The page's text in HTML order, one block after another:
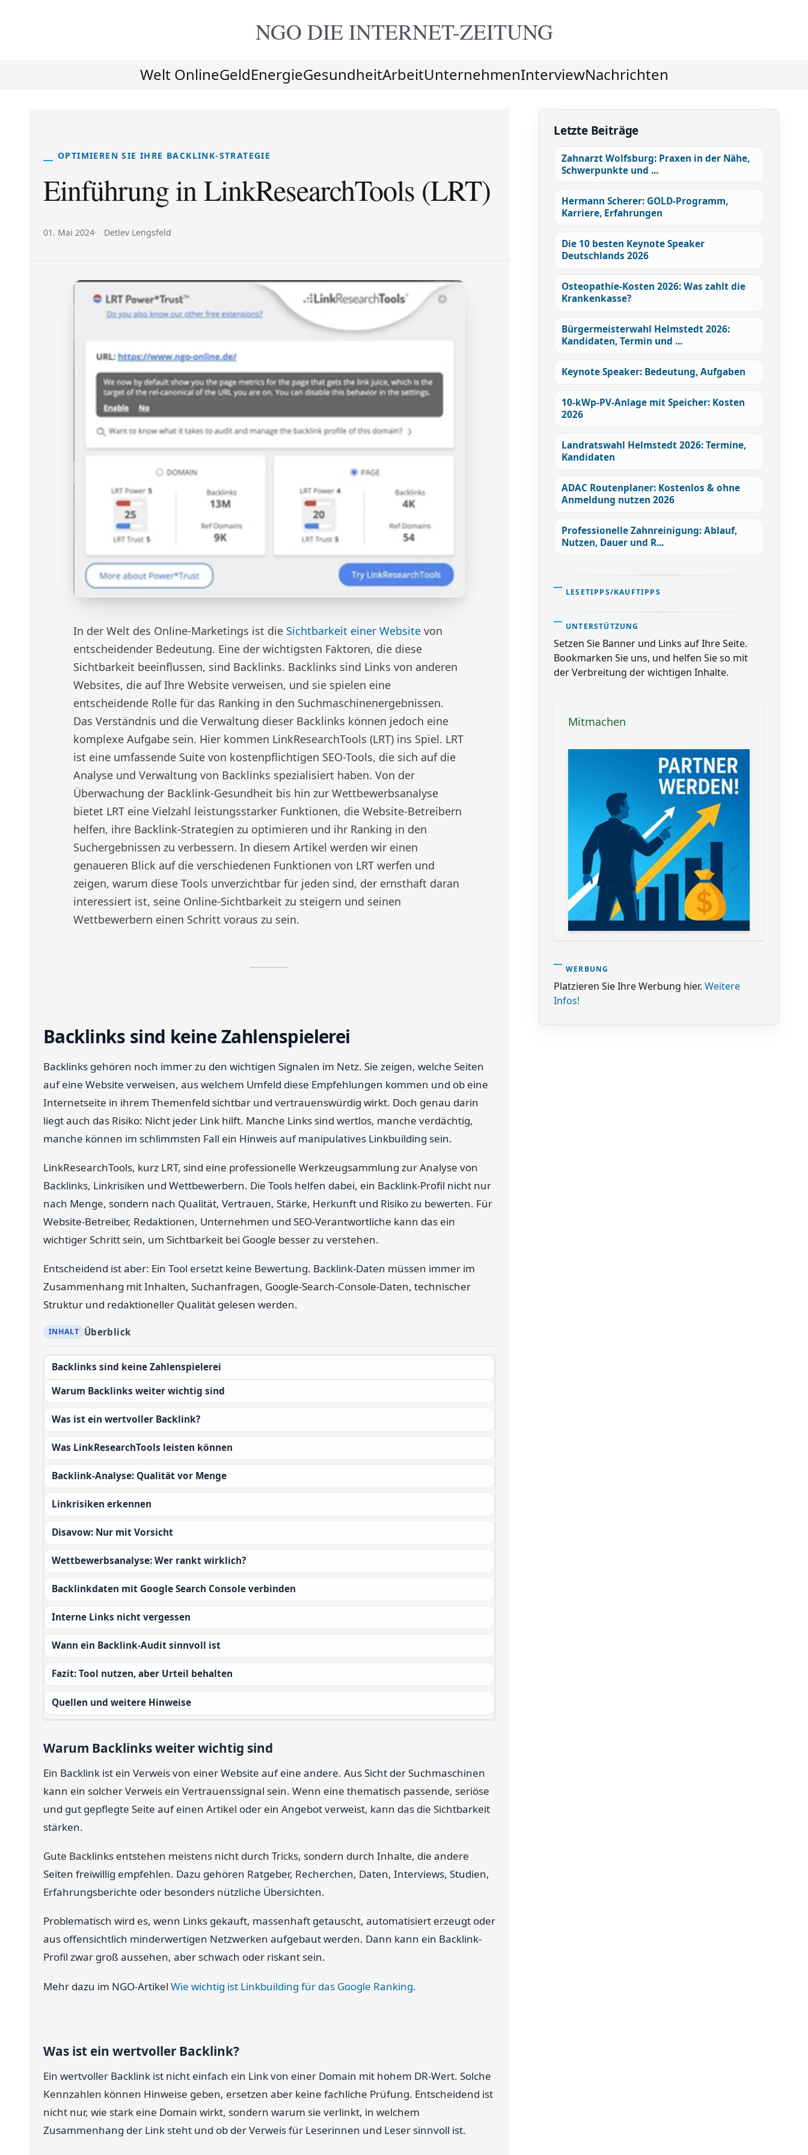
NGO DIEINTERNET-ZEITUNG
Welt OnlineGeldEnergieGesundheitArbeitUnternehmenInterviewNachrichten
OPTIMIEREN SIE IHRE BACKLINK-STRATEGIE
Einführung in LinkResearchTools (LRT)
Veröffentlicht am:
01. Mai 2024 Autor:
Detlev Lengsfeld
In der Welt des Online-Marketings ist die Sichtbarkeit einer Website von
entscheidender Bedeutung. Eine der wichtigsten Faktoren, die diese
Sichtbarkeit beeinflussen, sind Backlinks. Backlinks sind Links von anderen
Websites, die auf Ihre Website verweisen, und sie spielen eine
entscheidende Rolle für das Ranking in den Suchmaschinenergebnissen.
Das Verständnis und die Verwaltung dieser Backlinks können jedoch eine
komplexe Aufgabe sein. Hier kommen LinkResearchTools (LRT) ins Spiel. LRT
ist eine umfassende Suite von kostenpflichtigen SEO-Tools, die sich auf die
Analyse und Verwaltung von Backlinks spezialisiert haben. Von der
Überwachung der Backlink-Gesundheit bis hin zur Wettbewerbsanalyse
bietet LRT eine Vielzahl leistungsstarker Funktionen, die Website-Betreibern
helfen, ihre Backlink-Strategien zu optimieren und ihr Ranking in den
Suchergebnissen zu verbessern. In diesem Artikel werden wir einen
genaueren Blick auf die verschiedenen Funktionen von LRT werfen und
zeigen, warum diese Tools unverzichtbar für jeden sind, der ernsthaft daran
interessiert ist, seine Online-Sichtbarkeit zu steigern und seinen
Wettbewerbern einen Schritt voraus zu sein.
Backlinks sind keine Zahlenspielerei
Backlinks gehören noch immer zu den wichtigen Signalen im Netz. Sie zeigen, welche Seiten
auf eine Website verweisen, aus welchem Umfeld diese Empfehlungen kommen und ob eine
Internetseite in ihrem Themenfeld sichtbar und vertrauenswürdig wirkt. Doch genau darin
liegt auch das Risiko: Nicht jeder Link hilft. Manche Links sind wertlos, manche verdächtig,
manche können im schlimmsten Fall ein Hinweis auf manipulatives Linkbuilding sein.
LinkResearchTools, kurz LRT, sind eine professionelle Werkzeugsammlung zur Analyse von
Backlinks, Linkrisiken und Wettbewerbern. Die Tools helfen dabei, ein Backlink-Profil nicht nur
nach Menge, sondern nach Qualität, Vertrauen, Stärke, Herkunft und Risiko zu bewerten. Für
Website-Betreiber, Redaktionen, Unternehmen und SEO-Verantwortliche kann das ein
wichtiger Schritt sein, um Sichtbarkeit bei Google besser zu verstehen.
Entscheidend ist aber: Ein Tool ersetzt keine Bewertung. Backlink-Daten müssen immer im
Zusammenhang mit Inhalten, Suchanfragen, Google-Search-Console-Daten, technischer
Struktur und redaktioneller Qualität gelesen werden.
Überblick
Backlinks sind keine Zahlenspielerei
Warum Backlinks weiter wichtig sind
Was ist ein wertvoller Backlink?
Was LinkResearchTools leisten können
Backlink-Analyse: Qualität vor Menge
Linkrisiken erkennen
Disavow: Nur mit Vorsicht
Wettbewerbsanalyse: Wer rankt wirklich?
Backlinkdaten mit Google Search Console verbinden
Interne Links nicht vergessen
Wann ein Backlink-Audit sinnvoll ist
Fazit: Tool nutzen, aber Urteil behalten
Quellen und weitere Hinweise
Warum Backlinks weiter wichtig sind
Ein Backlink ist ein Verweis von einer Website auf eine andere. Aus Sicht der Suchmaschinen
kann ein solcher Verweis ein Vertrauenssignal sein. Wenn eine thematisch passende, seriöse
und gut gepflegte Seite auf einen Artikel oder ein Angebot verweist, kann das die Sichtbarkeit
stärken.
Gute Backlinks entstehen meistens nicht durch Tricks, sondern durch Inhalte, die andere
Seiten freiwillig empfehlen. Dazu gehören Ratgeber, Recherchen, Daten, Interviews, Studien,
Erfahrungsberichte oder besonders nützliche Übersichten.
Problematisch wird es, wenn Links gekauft, massenhaft getauscht, automatisiert erzeugt oder
aus offensichtlich minderwertigen Netzwerken aufgebaut werden. Dann kann ein Backlink-
Profil zwar groß aussehen, aber schwach oder riskant sein.
Mehr dazu im NGO-Artikel Wie wichtig ist Linkbuilding für das Google Ranking.
Was ist ein wertvoller Backlink?
Ein wertvoller Backlink ist nicht einfach ein Link von einer Domain mit hohem DR-Wert. Solche
Kennzahlen können Hinweise geben, ersetzen aber keine fachliche Prüfung. Entscheidend ist
nicht nur, wie stark eine Domain wirkt, sondern warum sie verlinkt, in welchem
Zusammenhang der Link steht und ob der Verweis für Leserinnen und Leser sinnvoll ist.
Letzte Beiträge
Zahnarzt Wolfsburg: Praxen in der Nähe,
Schwerpunkte und ...
Hermann Scherer: GOLD-Programm,
Karriere, Erfahrungen
Die 10 besten Keynote Speaker
Deutschlands 2026
Osteopathie-Kosten 2026: Was zahlt die
Krankenkasse?
Bürgermeisterwahl Helmstedt 2026:
Kandidaten, Termin und ...
Keynote Speaker: Bedeutung, Aufgaben
10-kWp-PV-Anlage mit Speicher: Kosten
2026
Landratswahl Helmstedt 2026: Termine,
Kandidaten
ADAC Routenplaner: Kostenlos & ohne
Anmeldung nutzen 2026
Professionelle Zahnreinigung: Ablauf,
Nutzen, Dauer und R...
LESETIPPS/KAUFTIPPS
UNTERSTÜTZUNG
Setzen Sie Banner und Links auf Ihre Seite.
Bookmarken Sie uns, und helfen Sie so mit
der Verbreitung der wichtigen Inhalte.
Mitmachen
WERBUNG
Platzieren Sie Ihre Werbung hier. Weitere
Infos!